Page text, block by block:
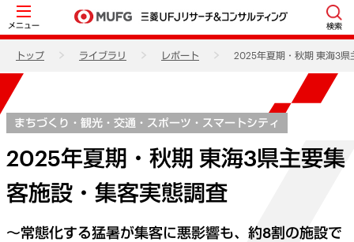
メニュー 検索
トップ ライブラリ レポート 2025年夏期・秋期 東海3県
まちづくり・観光・交通・スポーツ・スマートシティ
2025年夏期・秋期 東海3県主要集
客施設・集客実態調査
～常態化する猛暑が集客に悪影響も、約8割の施設で